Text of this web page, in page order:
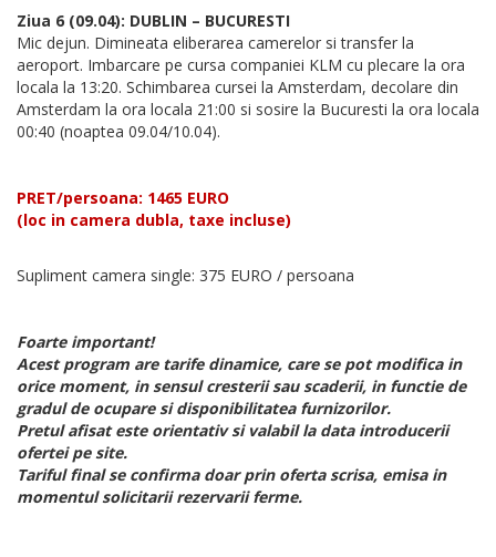
Ziua 6 (09.04): DUBLIN – BUCURESTI
Mic dejun. Dimineata eliberarea camerelor si transfer la
aeroport. Imbarcare pe cursa companiei KLM cu plecare la ora
locala la 13:20. Schimbarea cursei la Amsterdam, decolare din
Amsterdam la ora locala 21:00 si sosire la Bucuresti la ora locala
00:40 (noaptea 09.04/10.04).
PRET/persoana: 1465 EURO
(loc in camera dubla, taxe incluse)
Supliment camera single: 375 EURO / persoana
Foarte important!
Acest program are tarife dinamice, care se pot modifica in
orice moment, in sensul cresterii sau scaderii, in functie de
gradul de ocupare si disponibilitatea furnizorilor.
Pretul afisat este orientativ si valabil la data introducerii
ofertei pe site.
Tariful final se confirma doar prin oferta scrisa, emisa in
momentul solicitarii rezervarii ferme.